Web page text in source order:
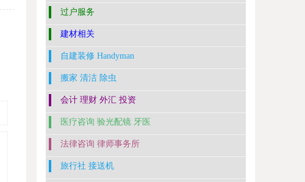
过户服务
建材相关
自建装修 Handyman
搬家 清洁 除虫
会计 理财 外汇 投资
医疗咨询 验光配镜 牙医
法律咨询 律师事务所
旅行社 接送机